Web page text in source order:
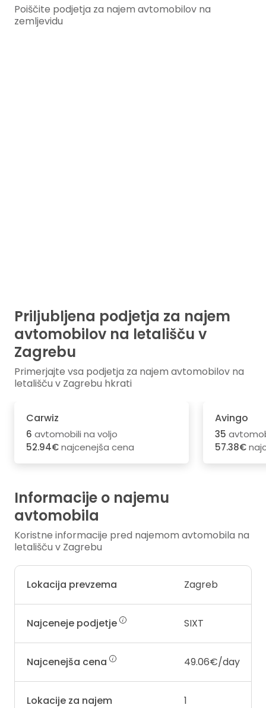
Poiščite podjetja za najem avtomobilov na
zemljevidu
Priljubljena podjetja za najem
avtomobilov na letališču v
Zagrebu
Primerjajte vsa podjetja za najem avtomobilov na
letališču v Zagrebu hkrati
Carwiz
6 avtomobili na voljo
52.94€najcenejša cena
Avingo
35
57.38€
Informacije o najemu
avtomobila
Koristne informacije pred najemom avtomobila na
letališču v Zagrebu
Lokacija prevzema Zagreb
Najceneje podjetje SIXT
Najcenejša cena 49.06€/day
Lokacije za najem 1